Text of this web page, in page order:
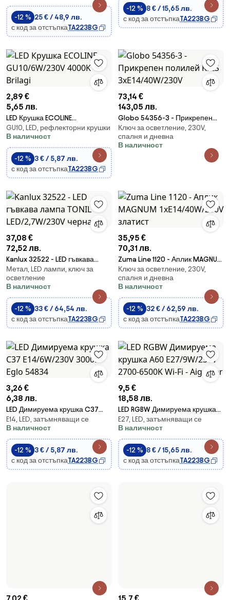
-12 % 25 € / 48,9 лв.
с код за отстъпкаTA223BG
-12 % 8 € / 15,65 лв.
с код за отстъпкаTA223BG
2,89 €
5,65 лв.
LED Крушка ECOLINE
GU10/6W/230V 4000K - Brilagi
GU10, LED, рефлекторни крушки
В наличност
-12 % 3 € / 5,87 лв.
с код за отстъпкаTA223BG
73,14 €
143,05 лв.
Globo 54356-3 - Прикрепен
полилей KRIS 3xE14/40W/230V
Ключ за осветление, 230V,
спалня и дневна
В наличност
37,08 €
72,52 лв.
Kanlux 32522 - LED гъвкава
лампа TONIL LED/2,7W/230V
черна
Метал, LED лампи, ключ за
осветление
В наличност
-12 % 33 € / 64,54 лв.
с код за отстъпкаTA223BG
35,95 €
70,31 лв.
Zuma Line 1120 - Аплик MAGNUM
1xE14/40W/230V златист
Ключ за осветление, 230V,
спалня и дневна
В наличност
-12 % 32 € / 62,59 лв.
с код за отстъпкаTA223BG
3,26 €
6,38 лв.
LED Димируема крушка C37
E14/6W/230V 3000K - Eglo
54834
E14, LED, затъмняващи се
В наличност
-12 % 3 € / 5,87 лв.
с код за отстъпкаTA223BG
9,5 €
18,58 лв.
LED RGBW Димируема крушка
A60 E27/9W/230V 2700-6500K
Wi-Fi - Aigostar
E27, LED, затъмняващи се
В наличност
-12 % 8 € / 15,65 лв.
с код за отстъпкаTA223BG